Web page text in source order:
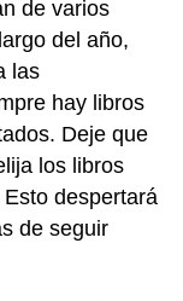
de varios
del año,
las
hay libros
Deje que
los libros
despertará
de seguir